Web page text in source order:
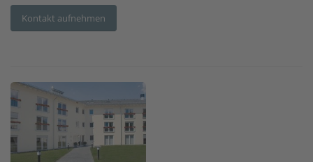
Kontakt aufnehmen